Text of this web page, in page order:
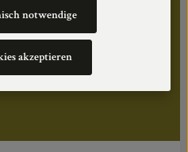
notwendige
akzeptieren